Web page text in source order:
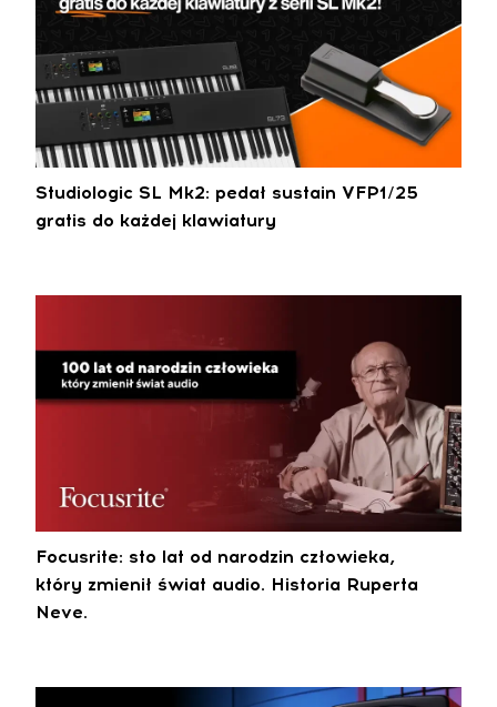
Studiologic SL Mk2: pedał sustain VFP1/25
gratis do każdej klawiatury
Focusrite: sto lat od narodzin człowieka,
który zmienił świat audio. Historia Ruperta
Neve.